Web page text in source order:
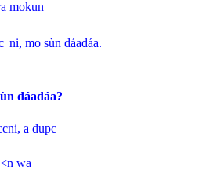
mokun
ni, mo sùn dáadáa.
dáadáa?
a dupc
wa